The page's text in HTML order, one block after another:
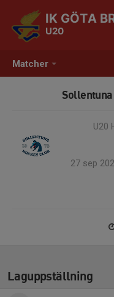
Matcher
IK GÖTA
U20
Sollentuna
U20
27 sep
Laguppställning